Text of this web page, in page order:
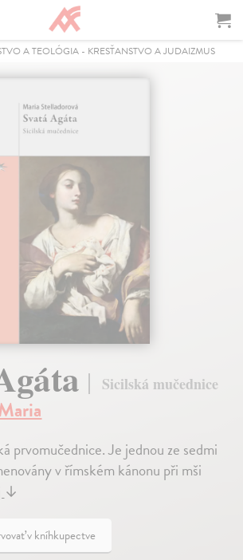
A TEOLÓGIA- KRESŤANSTVO A JUDAIZMUS
Sicilská mučednice
prvomučednice. Je jednou ze sedmi
v římském kánonu při mši
↓
v kníhkupectve